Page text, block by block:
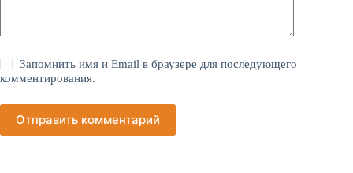
Запомнить имя и Email в браузере для последующего
комментирования.
Отправить комментарий